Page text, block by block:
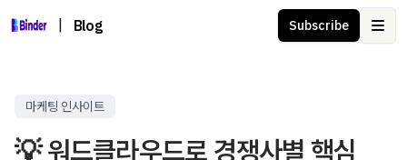
Blog Subscribe
마케팅 인사이트
💡 워드클라우드로 경쟁사별 핵심